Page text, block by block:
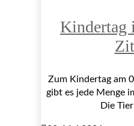
Kindertag
Zum Kindertag am
gibt es jede Menge
Die